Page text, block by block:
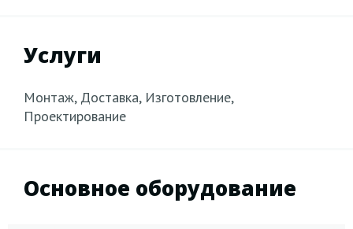
Услуги
Монтаж, Доставка, Изготовление,
Проектирование
Основное оборудование